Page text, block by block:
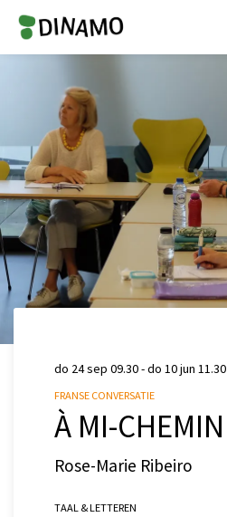
À MI-CHEMIN
Rose-Marie Ribeiro
FRANSE CONVERSATIE
do 24 sep 09.30-do 10 jun 11.30
TAAL & LETTEREN